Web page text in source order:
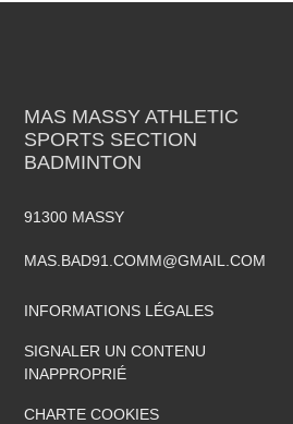
MAS MASSY ATHLETIC
SPORTS SECTION
BADMINTON
91300 MASSY
MAS.BAD91.COMM@GMAIL.COM
INFORMATIONS LÉGALES
SIGNALER UN CONTENU
INAPPROPRIÉ
CHARTE COOKIES